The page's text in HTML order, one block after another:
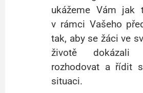
ukážeme Vám jak
v rámci Vašeho
tak, aby se žáci ve
životě dokázali
rozhodovat a řídit
situaci.